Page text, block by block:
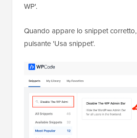
WP'.
Quando appare lo snippet
pulsante 'Usa snippet'.